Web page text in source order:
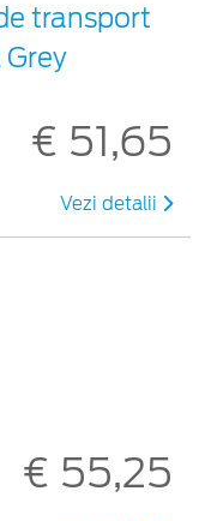
transport
Grey
€ 51,65
Vezi detalii
€ 55,25